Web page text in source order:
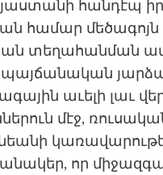
հան­դէպ
հա­մար
տեղա­հանման
աւե­­լի լաւ
մէջ,
որ